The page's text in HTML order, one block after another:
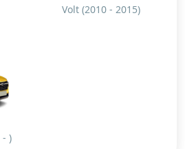
Volt (2010 - 2015)
- )